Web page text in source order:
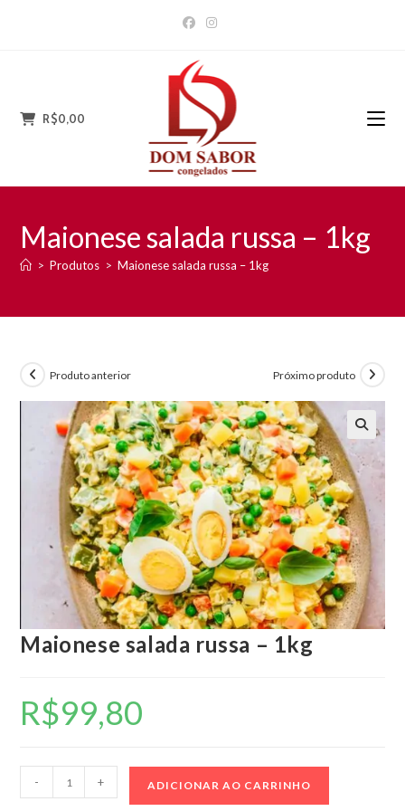
R$0,00
Maionese salada russa – 1kg
> Produtos > Maionese salada russa – 1kg
Produto anterior Próximo produto
🔍
Maionese salada russa – 1kg
R$99,80
Maionese
salada
- + ADICIONAR AO CARRINHO